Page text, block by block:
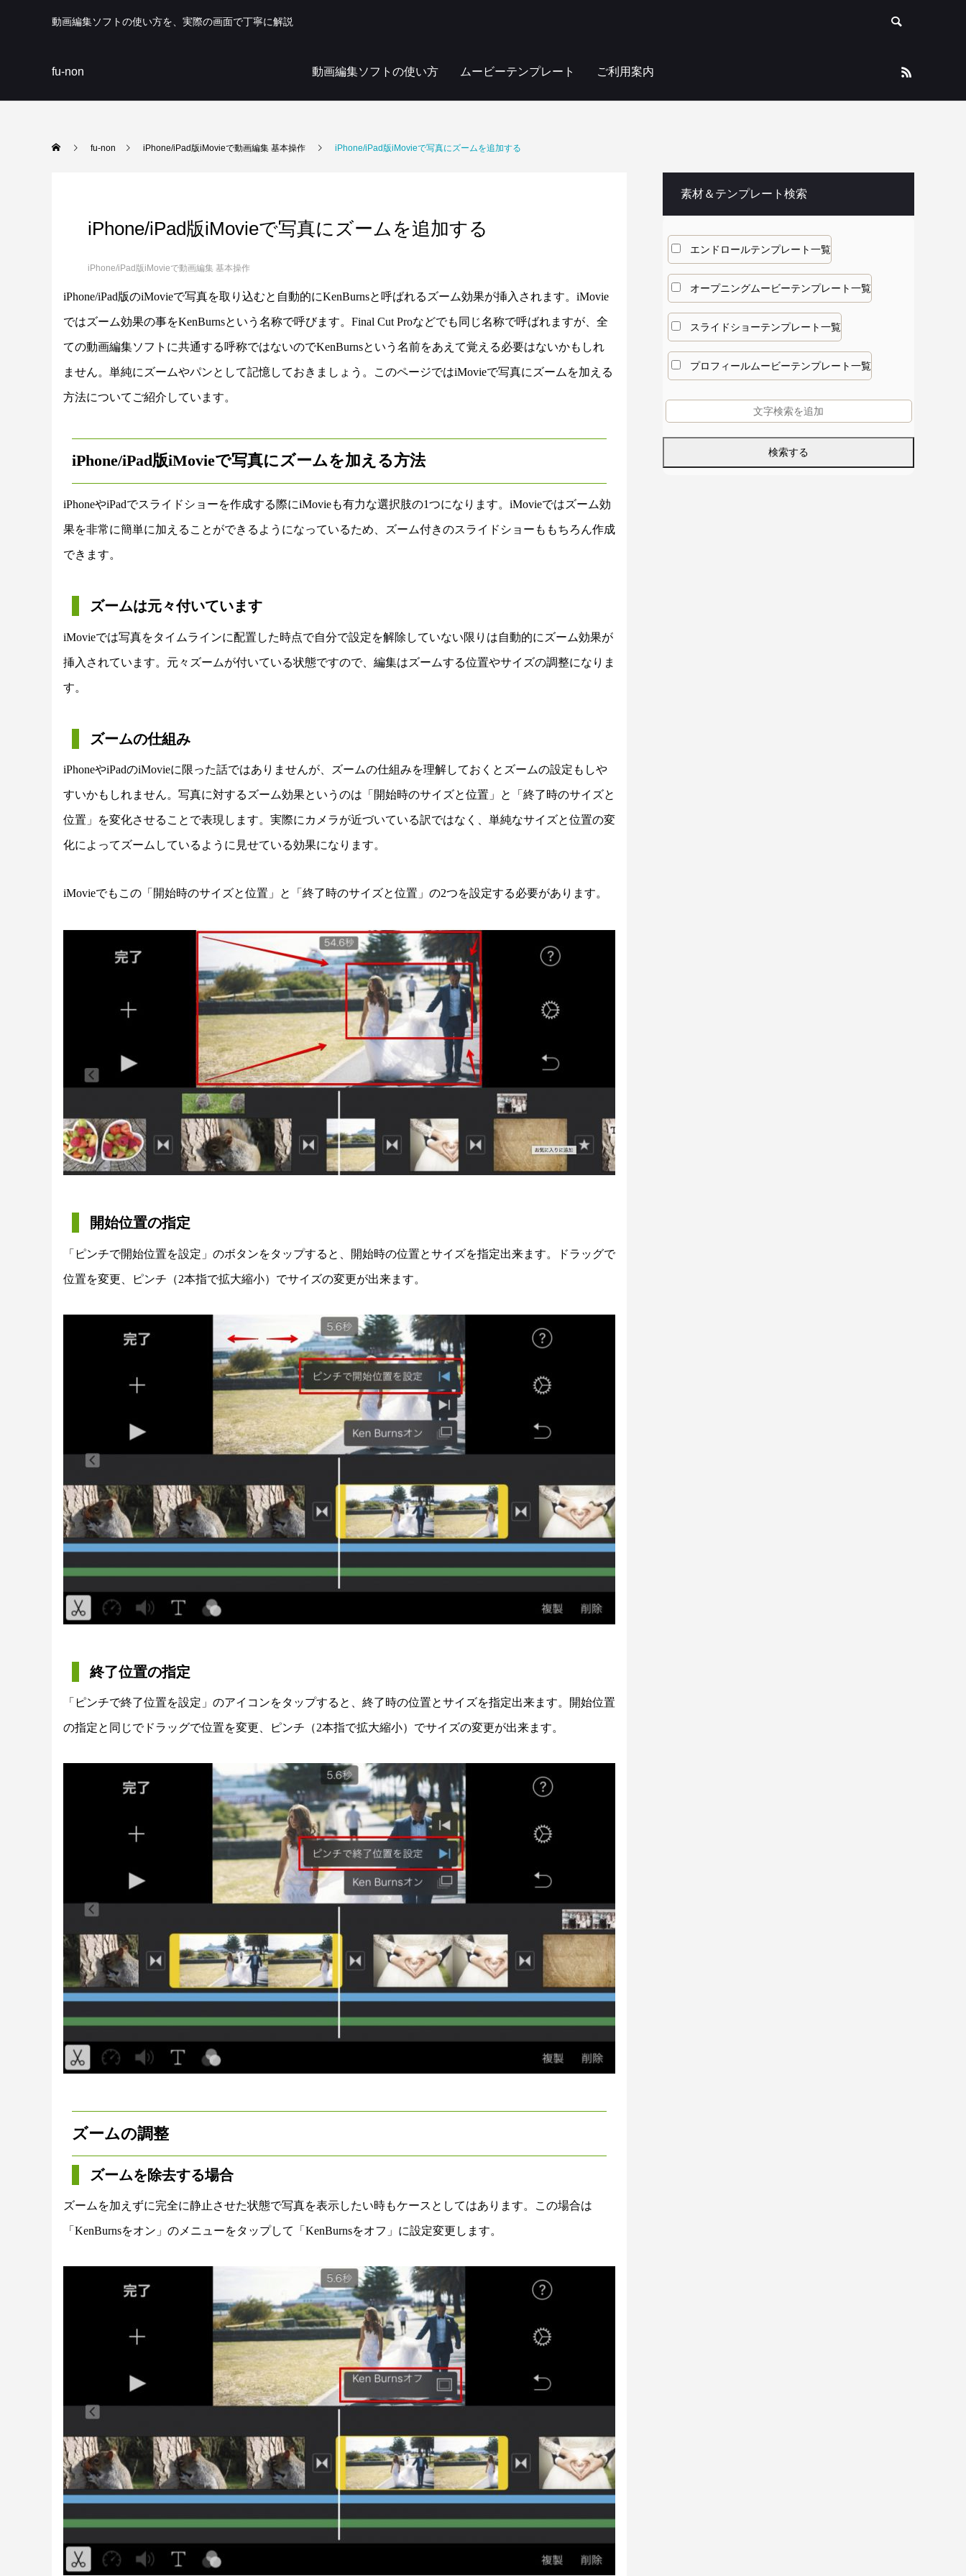
動画編集ソフトの使い方を、実際の画面で丁寧に解説
fu-non 動画編集ソフトの使い方 ムービーテンプレート ご利用案内
fu-non iPhone/iPad版iMovieで動画編集 基本操作 iPhone/iPad版iMovieで写真にズームを追加する
iPhone/iPad版iMovieで写真にズームを追加する
iPhone/iPad版iMovieで動画編集 基本操作
iPhone/iPad版のiMovieで写真を取り込むと自動的にKenBurnsと呼ばれるズーム効果が挿入されます。iMovie
ではズーム効果の事をKenBurnsという名称で呼びます。Final Cut Proなどでも同じ名称で呼ばれますが、全
ての動画編集ソフトに共通する呼称ではないのでKenBurnsという名前をあえて覚える必要はないかもしれ
ません。単純にズームやパンとして記憶しておきましょう。このページではiMovieで写真にズームを加える
方法についてご紹介しています。
iPhone/iPad版iMovieで写真にズームを加える方法
iPhoneやiPadでスライドショーを作成する際にiMovieも有力な選択肢の1つになります。iMovieではズーム効
果を非常に簡単に加えることができるようになっているため、ズーム付きのスライドショーももちろん作成
できます。
ズームは元々付いています
iMovieでは写真をタイムラインに配置した時点で自分で設定を解除していない限りは自動的にズーム効果が
挿入されています。元々ズームが付いている状態ですので、編集はズームする位置やサイズの調整になりま
す。
ズームの仕組み
iPhoneやiPadのiMovieに限った話ではありませんが、ズームの仕組みを理解しておくとズームの設定もしや
すいかもしれません。写真に対するズーム効果というのは「開始時のサイズと位置」と「終了時のサイズと
位置」を変化させることで表現します。実際にカメラが近づいている訳ではなく、単純なサイズと位置の変
化によってズームしているように見せている効果になります。
iMovieでもこの「開始時のサイズと位置」と「終了時のサイズと位置」の2つを設定する必要があります。
開始位置の指定
「ピンチで開始位置を設定」のボタンをタップすると、開始時の位置とサイズを指定出来ます。ドラッグで
位置を変更、ピンチ（2本指で拡大縮小）でサイズの変更が出来ます。
終了位置の指定
「ピンチで終了位置を設定」のアイコンをタップすると、終了時の位置とサイズを指定出来ます。開始位置
の指定と同じでドラッグで位置を変更、ピンチ（2本指で拡大縮小）でサイズの変更が出来ます。
ズームの調整
ズームを除去する場合
ズームを加えずに完全に静止させた状態で写真を表示したい時もケースとしてはあります。この場合は
「KenBurnsをオン」のメニューをタップして「KenBurnsをオフ」に設定変更します。
素材＆テンプレート検索
エンドロールテンプレート一覧
オープニングムービーテンプレート一覧
スライドショーテンプレート一覧
プロフィールムービーテンプレート一覧